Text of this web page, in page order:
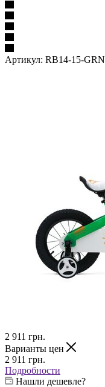
Артикул: RB14-15-GRN
2 911 грн.
Варианты цен
2 911 грн.
Подробности
Нашли дешевле?